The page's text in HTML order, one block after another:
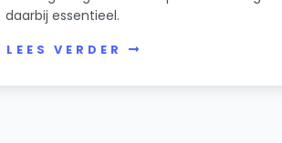
daarbij essentieel.
LEES VERDER